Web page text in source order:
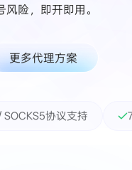
险，即开即用。
更多代理方案
SOCKS5协议支持